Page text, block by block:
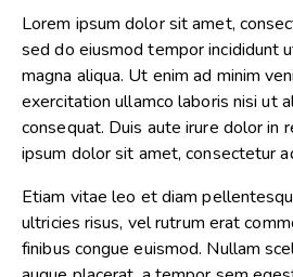
Lorem ipsum dolor sit amet,
sed do eiusmod tempor incididunt
magna aliqua. Ut enim ad minim
exercitation ullamco laboris nisi ut
consequat. Duis aute irure dolor in
ipsum dolor sit amet, consectetur
Etiam vitae leo et diam
ultricies risus, vel rutrum erat
finibus congue euismod. Nullam